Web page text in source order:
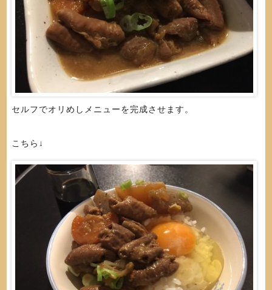
セルフでオリめしメニューを完成させます。
こちら↓